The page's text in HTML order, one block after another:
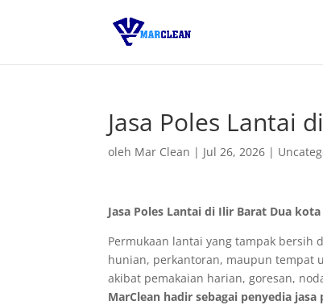
Jasa Poles Lantai
oleh Mar Clean | Jul 26, 2026 |
Jasa Poles Lantai di Ilir Barat Dua
Permukaan lantai yang tampak bersih
hunian, perkantoran, maupun tempat
akibat pemakaian harian, goresan,
MarClean hadir sebagai penyedia